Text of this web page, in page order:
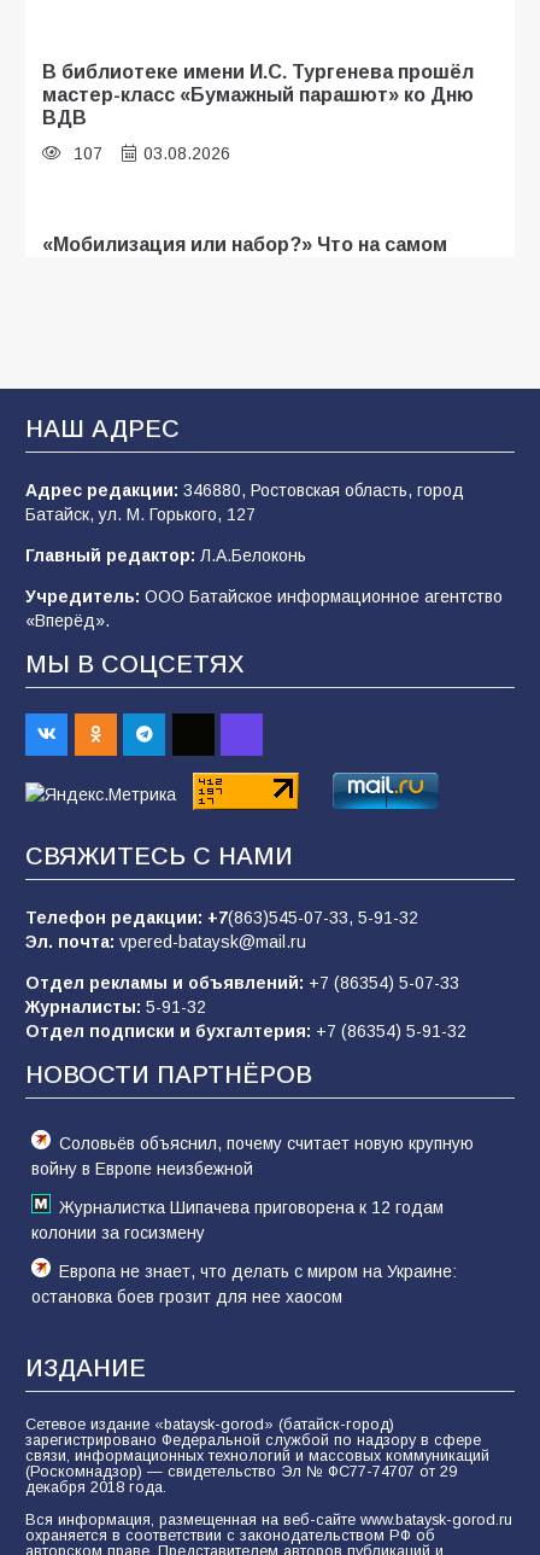
В библиотеке имени И.С. Тургенева прошёл
мастер-класс «Бумажный парашют» ко Дню
ВДВ
107 03.08.2026
«Мобилизация или набор?» Что на самом
В Батайске продолжаются дорожные работы
101 04.08.2026
после выборов: в Госдуме дали ответ
98 06.08.2026
«Пургу нести — не поля переходить»: почему
заявления о мобилизации — это
пропагандистский вброс
01.08.2026
«Слухами Москву не возьмёшь»: почему
заявления Киева о мобилизации — это
отчаяние, а не разведка
81 02.08.2026
Морской квест в детском саду: как
воспитанники спасали Нептуна
74 01.08.2026
НАШ АДРЕС
Адрес редакции: 346880, Ростовская область, город
Батайск, ул. М. Горького, 127
Главный редактор: Л.А.Белоконь
Учредитель: ООО Батайское информационное агентство
«Вперёд».
МЫ В СОЦСЕТЯХ
СВЯЖИТЕСЬ С НАМИ
Телефон редакции: +7(863)545-07-33, 5-91-32
Эл. почта: vpered-bataysk@mail.ru
Отдел рекламы и объявлений: +7 (86354) 5-07-33
Журналисты: 5-91-32
Отдел подписки и бухгалтерия: +7 (86354) 5-91-32
НОВОСТИ ПАРТНЁРОВ
Соловьёв объяснил, почему считает новую крупную
войну в Европе неизбежной
Журналистка Шипачева приговорена к 12 годам
колонии за госизмену
Европа не знает, что делать с миром на Украине:
остановка боев грозит для нее хаосом
ИЗДАНИЕ
Сетевое издание «bataysk-gorod» (батайск-город)
зарегистрировано Федеральной службой по надзору в сфере
связи, информационных технологий и массовых коммуникаций
(Роскомнадзор) — свидетельство Эл № ФС77-74707 от 29
декабря 2018 года.
Вся информация, размещенная на веб-сайте www.bataysk-gorod.ru
охраняется в соответствии с законодательством РФ об
авторском праве. Представителем авторов публикаций и